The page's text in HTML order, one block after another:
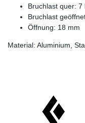
Bruchlast quer: 7
Bruchlast
Öffnung: 18 mm
Material: Aluminium,